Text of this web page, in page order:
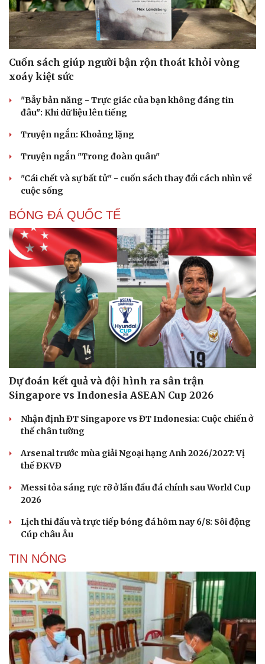
Sức khỏe
Dinh dưỡng - món ngon
Cây thuốc
Nhi khoa
Nam khoa
Phòng mạch online
Ăn sạch sống khỏe
Đời sống
Nhà đẹp
Blog
Cuốn sách giúp người bận rộn thoát khỏi vòng
xoáy kiệt sức
"Bẫy bản năng - Trực giác của bạn không đáng tin
đâu": Khi dữ liệu lên tiếng
Truyện ngắn: Khoảng lặng
Truyện ngắn "Trong đoàn quân"
"Cái chết và sự bất tử" - cuốn sách thay đổi cách nhìn về
cuộc sống
BÓNG ĐÁ QUỐC TẾ
Dự đoán kết quả và đội hình ra sân trận
Singapore vs Indonesia ASEAN Cup 2026
Nhận định ĐT Singapore vs ĐT Indonesia: Cuộc chiến ở
thế chân tường
Arsenal trước mùa giải Ngoại hạng Anh 2026/2027: Vị
thế ĐKVĐ
Messi tỏa sáng rực rỡ ở lần đầu đá chính sau World Cup
2026
Lịch thi đấu và trực tiếp bóng đá hôm nay 6/8: Sôi động
Cúp châu Âu
TIN NÓNG